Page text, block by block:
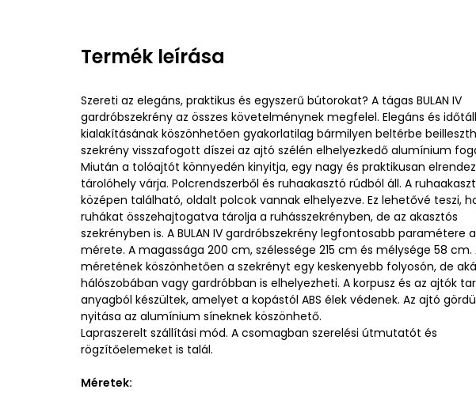
Termék leírása
Szereti az elegáns, praktikus és egyszerű bútorokat? A tágas BULAN IV
gardróbszekrény az összes követelménynek megfelel. Elegáns és
kialakításának köszönhetően gyakorlatilag bármilyen beltérbe
szekrény visszafogott díszei az ajtó szélén elhelyezkedő alumínium
Miután a tolóajtót könnyedén kinyitja, egy nagy és praktikusan
tárolóhely várja. Polcrendszerből és ruhaakasztó rúdból áll. A
középen található, oldalt polcok vannak elhelyezve. Ez lehetővé teszi,
ruhákat összehajtogatva tárolja a ruhásszekrényben, de az akasztós
szekrényben is. A BULAN IV gardróbszekrény legfontosabb paramétere a
mérete. A magassága 200 cm, szélessége 215 cm és mélysége 58 cm.
méretének köszönhetően a szekrényt egy keskenyebb folyosón, de
hálószobában vagy gardróbban is elhelyezheti. A korpusz és az ajtók
anyagból készültek, amelyet a kopástól ABS élek védenek. Az ajtó
nyitása az alumínium síneknek köszönhető.
Lapraszerelt szállítási mód. A csomagban szerelési útmutatót és
rögzítőelemeket is talál.
Méretek: